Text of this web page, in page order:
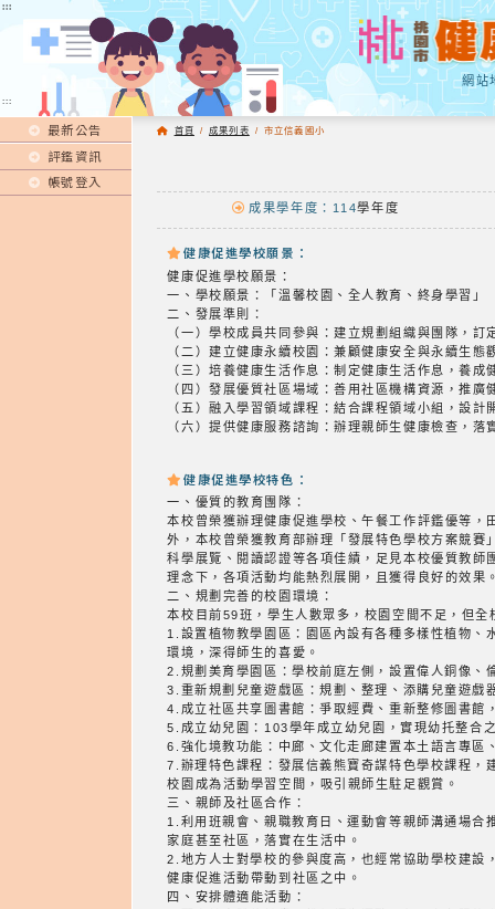
:::
網站
:::
最新公告
評鑑資訊
帳號登入
首頁 / 成果列表 / 市立信義國小
成果學年度：114學年度
健康促進學校願景：
健康促進學校願景：
一、學校願景：「溫馨校園、全人教育、終身學習」
二、發展準則：
（一）學校成員共同參與：建立規劃組織與團隊，訂
（二）建立健康永續校園：兼顧健康安全與永續生態
（三）培養健康生活作息：制定健康生活作息，養成
（四）發展優質社區場域：善用社區機構資源，推廣
（五）融入學習領域課程：結合課程領域小組，設計
（六）提供健康服務諮詢：辦理親師生健康檢查，落
健康促進學校特色：
一、優質的教育團隊：
本校曾榮獲辦理健康促進學校、午餐工作評鑑優等
外，本校曾榮獲教育部辦理「發展特色學校方案競
科學展覽、閱讀認證等各項佳績，足見本校優質教
理念下，各項活動均能熱烈展開，且獲得良好的效果
二、規劃完善的校園環境：
本校目前59班，學生人數眾多，校園空間不足，但
1.設置植物教學園區：園區內設有各種多樣性植物、
環境，深得師生的喜愛。
2.規劃美育學園區：學校前庭左側，設置偉人銅像、
3.重新規劃兒童遊戲區：規劃、整理、添購兒童遊戲
4.成立社區共享圖書館：爭取經費、重新整修圖書館
5.成立幼兒園：103學年成立幼兒園，實現幼托整合
6.強化境教功能：中廊、文化走廊建置本土語言專區
7.辦理特色課程：發展信義熊寶奇謀特色學校課程，
校園成為活動學習空間，吸引親師生駐足觀賞。
三、親師及社區合作：
1.利用班親會、親職教育日、運動會等親師溝通場合
家庭甚至社區，落實在生活中。
2.地方人士對學校的參與度高，也經常協助學校建設
健康促進活動帶動到社區之中。
四、安排體適能活動：
:::